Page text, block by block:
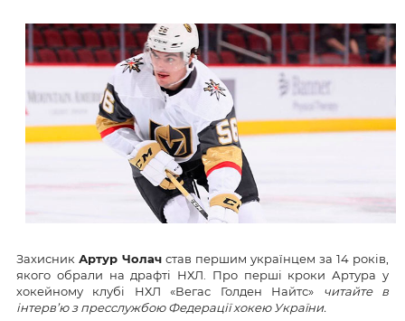
Захисник Артур Чолач став першим українцем за 14 років,
якого обрали на драфті НХЛ. Про перші кроки Артура у
хокейному клубі НХЛ «Вегас Голден Найтс» читайте в
інтерв’ю з пресслужбою Федерації хокею України.